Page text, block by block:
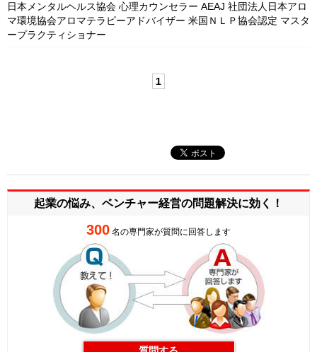
日本メンタルヘルス協会 心理カウンセラー AEAJ 社団法人日本アロ
マ環境協会アロマテラピーアドバイザー 米国ＮＬＰ協会認定 マスタ
ープラクティショナー
1
起業の悩み、ベンチャー経営の問題解決に効く！
300 名の専門家が質問に回答します